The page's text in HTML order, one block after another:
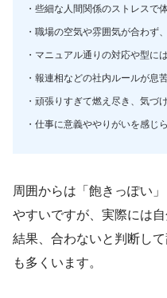
・些細な人間関係のストレスで
・職場の空気や雰囲気が合わず
・マニュアル通りの対応や型に
・報連相などの社内ルールが息
・頑張りすぎて燃え尽き、気づ
・仕事に意義ややりがいを感じ
周囲からは「飽きっぽい
やすいですが、実際には
結果、合わないと判断し
も多くいます。